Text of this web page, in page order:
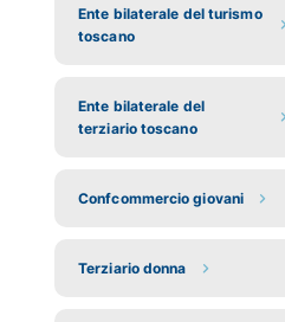
Ente bilaterale del turismo
toscano
Ente bilaterale del
terziario toscano
Confcommercio giovani
Terziario donna